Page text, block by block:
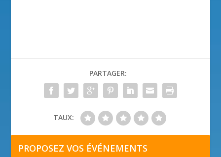
PARTAGER:
TAUX:
PROPOSEZ VOS ÉVÉNEMENTS